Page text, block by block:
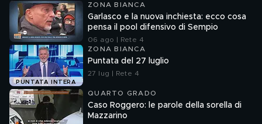
ZONA BIANCA
Garlasco e la nuova inchiesta: ecco cosa
pensa il pool difensivo di Sempio
06 ago | Rete 4
PUNTATA INTERA
ZONA BIANCA
Puntata del 27 luglio
27 lug | Rete 4
QUARTO GRADO
Caso Roggero: le parole della sorella di
Mazzarino